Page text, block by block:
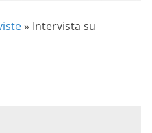
» Intervista su